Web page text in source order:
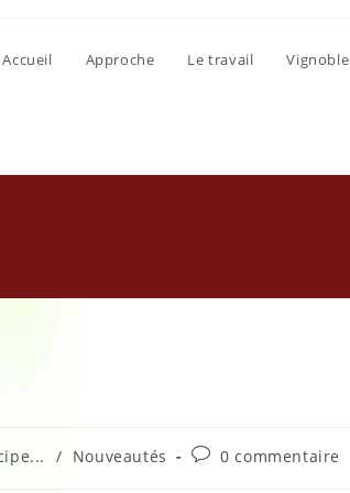
Accueil Approche Le travail Vignoble
/ Nouveautés
Commentaires
0 commentaire